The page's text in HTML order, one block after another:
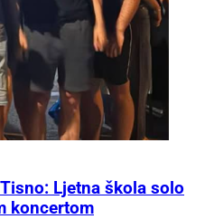
Ljetna škola solo
koncertom